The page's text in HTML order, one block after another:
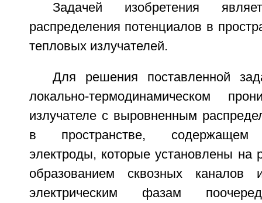
Задачей изобретения
распределения потенциалов в
тепловых излучателей.
Для решения поставленной
локально-термодинамическом
излучателе с выровненным
в пространстве, содержащем
электроды, которые установлены на
образованием сквозных
электрическим фазам